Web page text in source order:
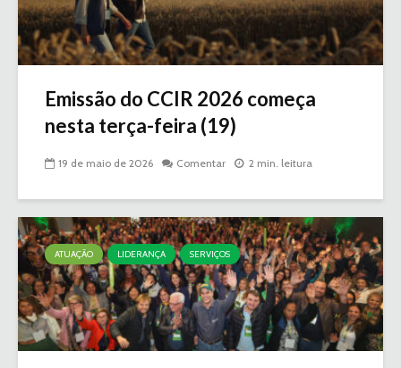
Emissão do CCIR 2026 começa
nesta terça-feira (19)
19 de maio de 2026 Comentar 2 min. leitura
ATUAÇÃO LIDERANÇA SERVIÇOS